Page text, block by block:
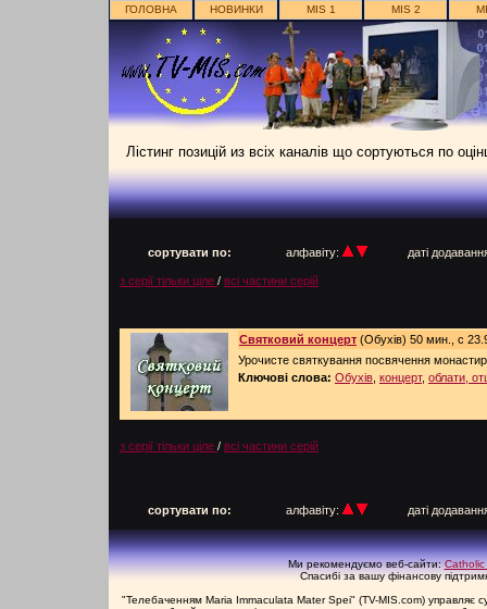
ГОЛОВНА НОВИНКИ MIS 1 MIS 2
Лістинг позицій из всіх каналів що сортуються по
сортувати по:
алфавіту: даті
з серії тільки ціле / всі частини серій
Святковий концерт (Обухів) 50 мин., с
Урочисте святкування посвячення
Ключові слова: Обухів концерт, облати,
з серії тільки ціле / всі частини серій
сортувати по:
алфавіту: даті
Ми рекомендуємо веб-сайти:Catholic
Спасибі за вашу фінансову
"Телебаченням Maria Immaculata Mater Spei" (TV-MIS.com) управляє